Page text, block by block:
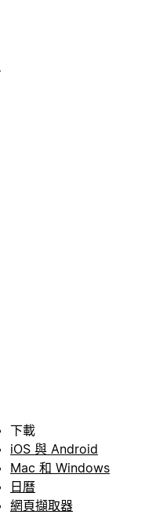
下載
iOS 與 Android
Mac 和 Windows
日曆
網頁擷取器